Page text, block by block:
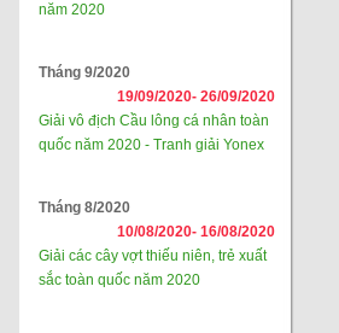
năm 2020
Tháng 9/2020
19/09/2020- 26/09/2020
Giải vô địch Cầu lông cá nhân toàn
quốc năm 2020 - Tranh giải Yonex
Tháng 8/2020
10/08/2020- 16/08/2020
Giải các cây vợt thiếu niên, trẻ xuất
sắc toàn quốc năm 2020